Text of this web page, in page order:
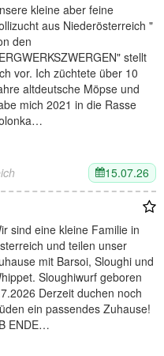
kleine aber feine
aus Niederösterreich "
den
stellt
vor. Ich züchtete über 10
altdeutsche Möpse und
mich 2021 in die Rasse
15.07.26
sind eine kleine Familie in
und teilen unser
mit Barsoi, Sloughi und
Sloughiwurf geboren
Derzeit duchen noch
ein passendes Zuhause!
ENDE…